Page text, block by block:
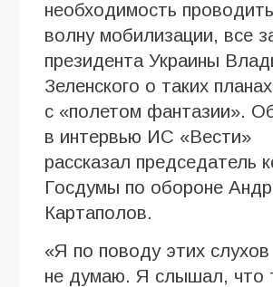
необходимость
волну мобилизации, все
президента Украины
Зеленского о таких
с «полетом фантазии».
в интервью ИC «Вести»
рассказал председатель
Госдумы по обороне
Картаполов.
«Я по поводу этих слухов
не думаю. Я слышал, что